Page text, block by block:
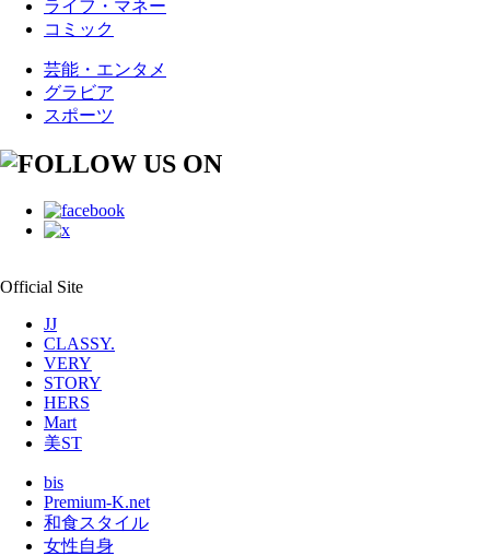
ライフ・マネー
コミック
芸能・エンタメ
グラビア
スポーツ
Official Site
JJ
CLASSY.
VERY
STORY
HERS
Mart
美ST
bis
Premium-K.net
和食スタイル
女性自身